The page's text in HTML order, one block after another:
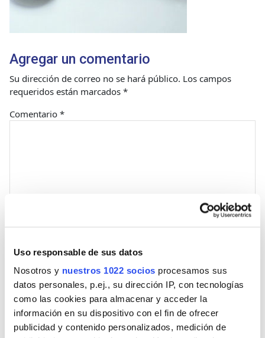
Uso responsable de sus datos
Nosotros y nuestros 1022 socios procesamos sus
datos personales, p.ej., su dirección IP, con tecnologías
como las cookies para almacenar y acceder la
información en su dispositivo con el fin de ofrecer
publicidad y contenido personalizados, medición de
Agregar un comentario
Su dirección de correo no se hará público. Los campos
requeridos están marcados *
Comentario *
Nombre
Correo